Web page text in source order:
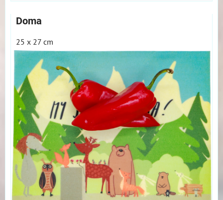
Doma
25 x 27 cm